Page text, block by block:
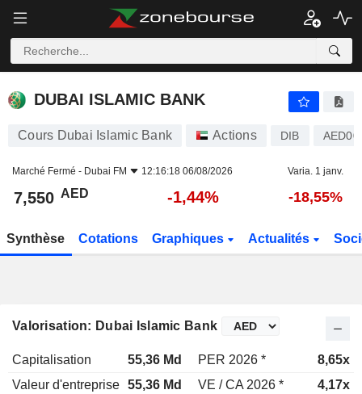
DUBAI ISLAMIC BANK
DUBAI ISLAMIC BANK
Cours Dubai Islamic Bank Actions DIB
Marché Fermé - Dubai FM 12:16:18 06/08/2026 Varia. 1 janv.
7,550 AED -1,44% -18,55%
Synthèse Cotations Graphiques Actualités
Valorisation: Dubai Islamic Bank
Capitalisation 55,36 Md PER 2026 *
8,65x
Valeur d'entreprise 55,36 Md VE / CA 2026 *
4,17x